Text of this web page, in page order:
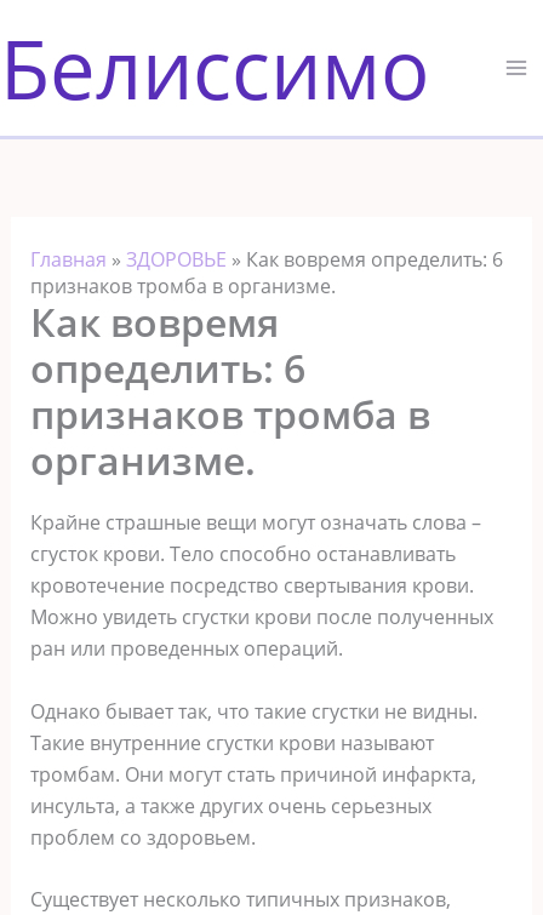
к
содержимому
Белиссимо
Главная » ЗДОРОВЬЕ » Как вовремя определить: 6
признаков тромба в организме.
Как вовремя
определить: 6
признаков тромба в
организме.
Крайне страшные вещи могут означать слова –
сгусток крови. Тело способно останавливать
кровотечение посредство свертывания крови.
Можно увидеть сгустки крови после полученных
ран или проведенных операций.
Однако бывает так, что такие сгустки не видны.
Такие внутренние сгустки крови называют
тромбам. Они могут стать причиной инфаркта,
инсульта, а также других очень серьезных
проблем со здоровьем.
Существует несколько типичных признаков,